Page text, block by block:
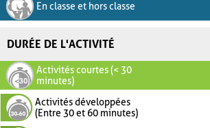
En classe et hors classe
DURÉE DE L'ACTIVITÉ
Activités courtes (< 30
minutes)
Activités développées
(Entre 30 et 60 minutes)